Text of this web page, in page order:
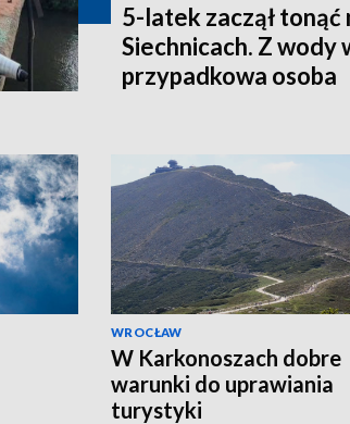
5-latek zaczął tonąć
Siechnicach. Z wody
przypadkowa osoba
WROCŁAW
W Karkonoszach dobre
warunki do uprawiania
turystyki